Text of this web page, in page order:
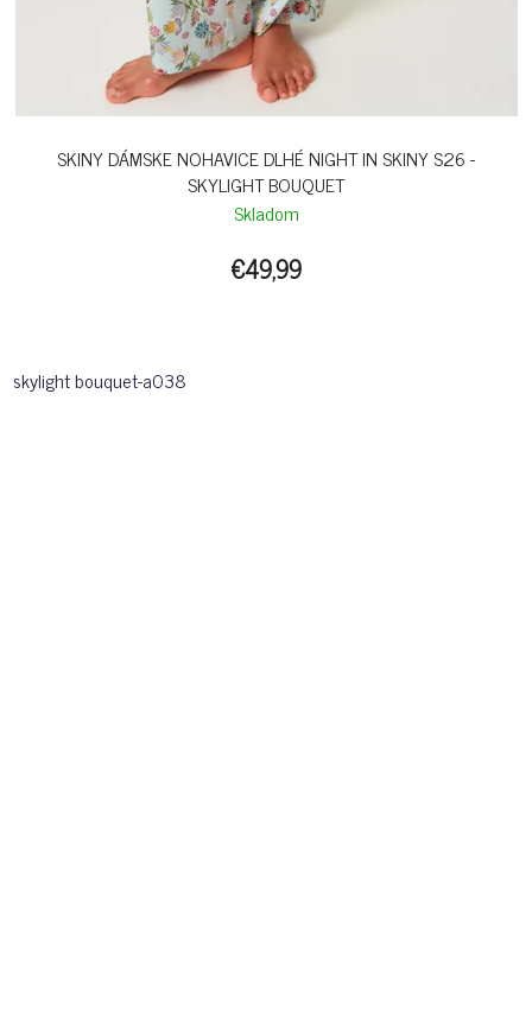
SKINY DÁMSKE NOHAVICE DLHÉ NIGHT IN SKINY S26 -
SKYLIGHT BOUQUET
Skladom
€49,99
skylight bouquet-a038